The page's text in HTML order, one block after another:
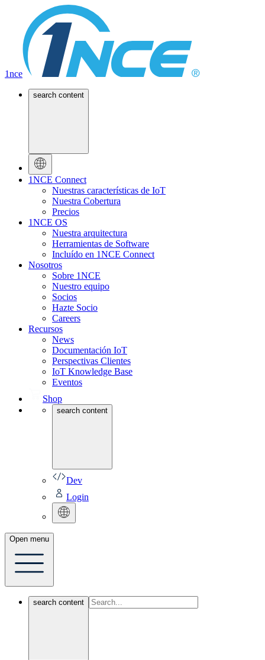
1nce
search content
1NCE Connect
Nuestras características de IoT
Nuestra Cobertura
Precios
1NCE OS
Nuestra arquitectura
Herramientas de Software
Incluído en 1NCE Connect
Nosotros
Sobre 1NCE
Nuestro equipo
Socios
Hazte Socio
Careers
Recursos
News
Documentación IoT
Perspectivas Clientes
IoT Knowledge Base
Eventos
Shop
search content
Dev
Login
Open menu
search content